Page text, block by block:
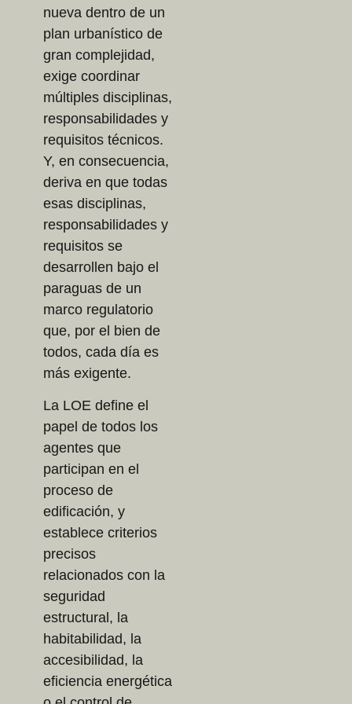
nueva dentro de un
plan urbanístico de
gran complejidad,
exige coordinar
múltiples disciplinas,
responsabilidades y
requisitos técnicos.
Y, en consecuencia,
deriva en que todas
esas disciplinas,
responsabilidades y
requisitos se
desarrollen bajo el
paraguas de un
marco regulatorio
que, por el bien de
todos, cada día es
más exigente.
La LOE define el
papel de todos los
agentes que
participan en el
proceso de
edificación, y
establece criterios
precisos
relacionados con la
seguridad
estructural, la
habitabilidad, la
accesibilidad, la
eficiencia energética